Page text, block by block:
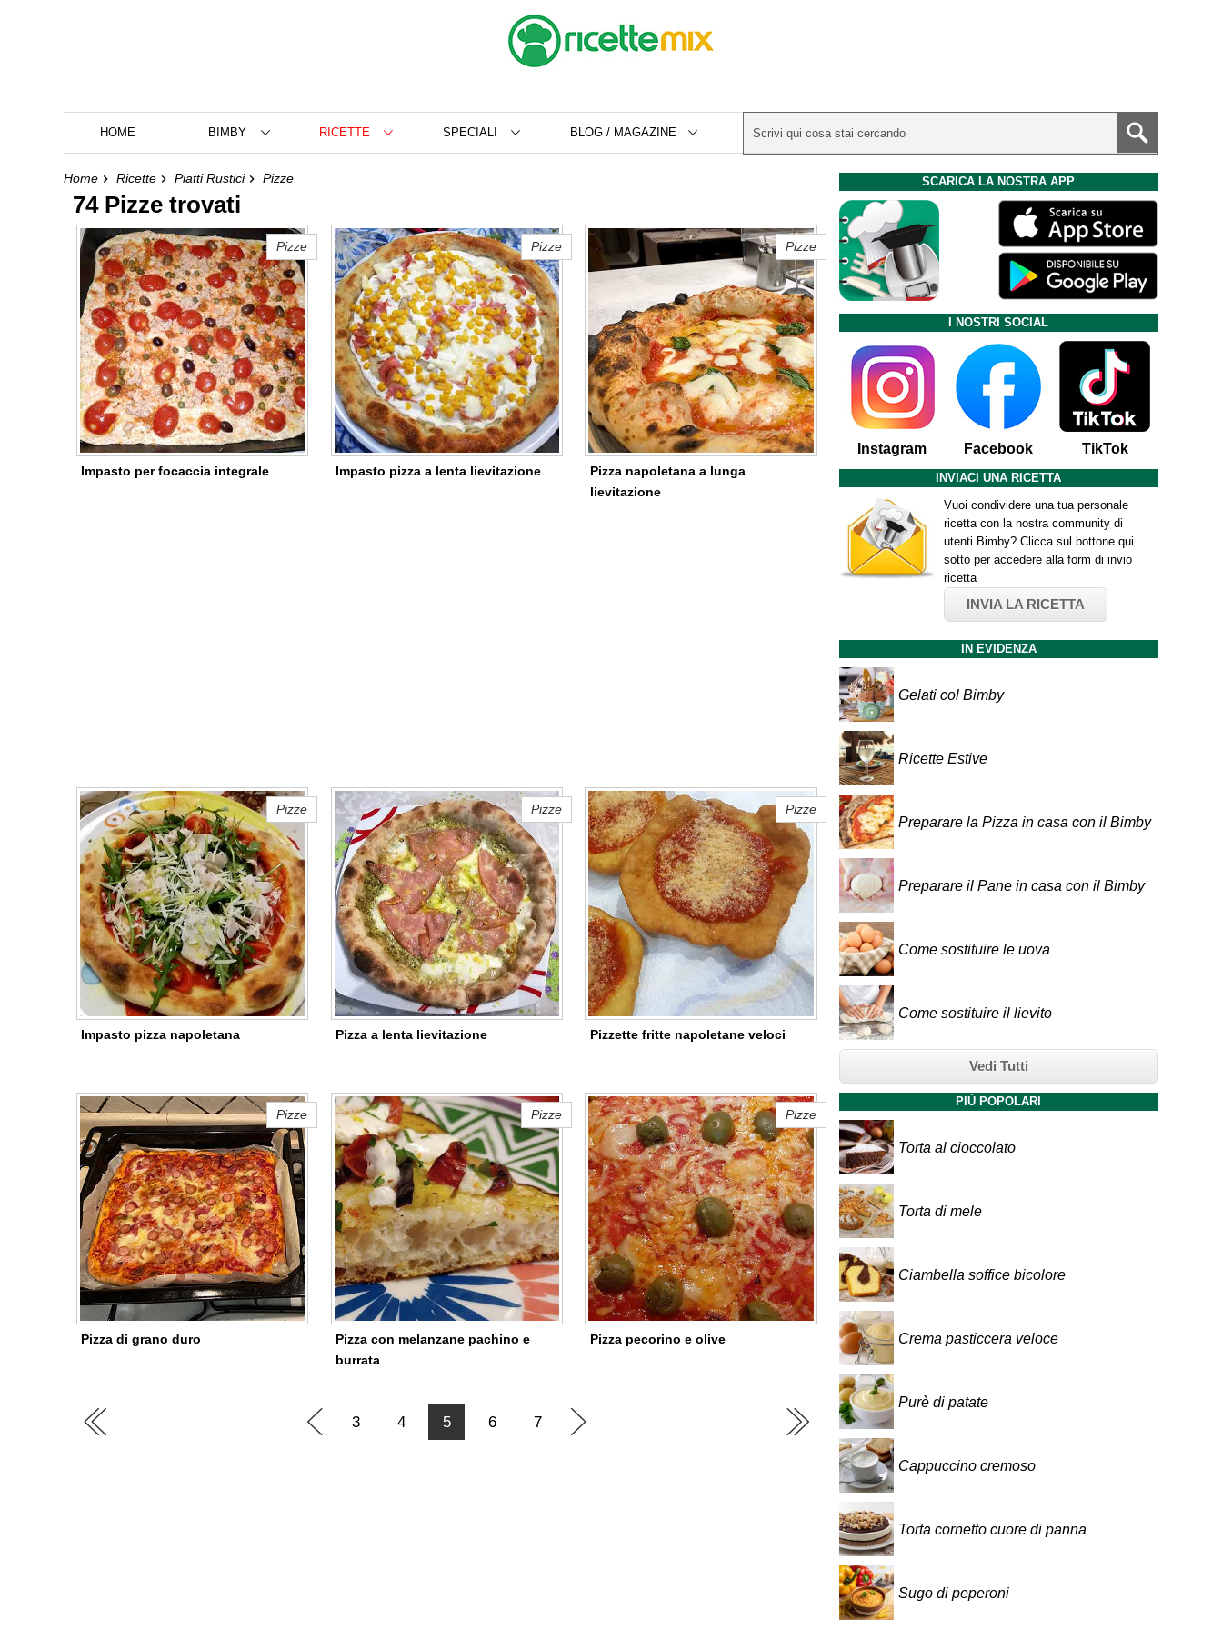
HOME BIMBY RICETTE SPECIALI BLOG / MAGAZINE
Home Ricette Piatti Rustici Pizze
74 Pizze trovati
Impasto per focaccia integrale
Pizze
Impasto pizza a lenta lievitazione
Pizze
Pizza napoletana a lunga
lievitazione
Pizze
Impasto pizza napoletana
Pizze
Pizza a lenta lievitazione
Pizze
Pizzette fritte napoletane veloci
Pizze
Pizza di grano duro
Pizze
Pizza con melanzane pachino e
burrata
Pizze
Pizza pecorino e olive
Pizze
3 4 5 6 7
SCARICA LA NOSTRA APP
I NOSTRI SOCIAL
Instagram Facebook TikTok
INVIACI UNA RICETTA
Vuoi condividere una tua personale
ricetta con la nostra community di
utenti Bimby? Clicca sul bottone qui
sotto per accedere alla form di invio
ricetta
INVIA LA RICETTA
IN EVIDENZA
Gelati col Bimby
Ricette Estive
Preparare la Pizza in casa con il Bimby
Preparare il Pane in casa con il Bimby
Come sostituire le uova
Come sostituire il lievito
Vedi Tutti
PIÙ POPOLARI
Torta al cioccolato
Torta di mele
Ciambella soffice bicolore
Crema pasticcera veloce
Purè di patate
Cappuccino cremoso
Torta cornetto cuore di panna
Sugo di peperoni